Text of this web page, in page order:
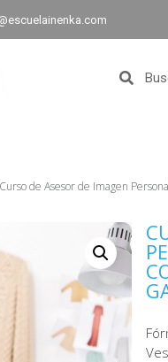
de Asesor de Imagen